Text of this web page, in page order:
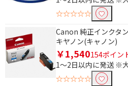
☆☆☆☆☆
Canon 純正インクタ
キヤノン(キャノン)
￥1,540154ポイン
1～2日以内に発送 ※
☆☆☆☆☆
ディスクレーベルプリン
プリンタ解像度で絞り込
4800dpi